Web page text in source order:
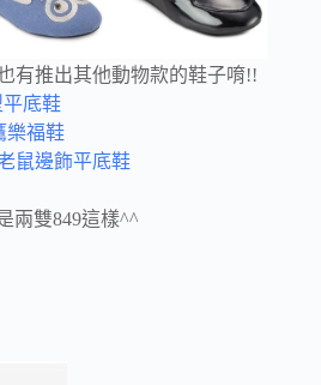
有推出其他動物款的鞋子唷!!
平底鞋
樂福鞋
鼠邊飾平底鞋
兩雙849這樣^^